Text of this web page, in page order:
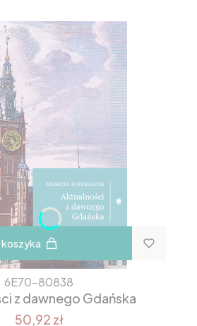
koszyka
6E70-80838
z dawnego Gdańska
50,92 zł